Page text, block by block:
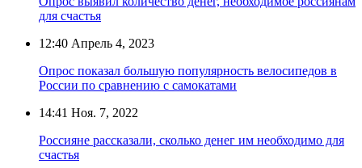
для счастья
12:40 Апрель 4, 2023
Опрос показал большую популярность велосипедов в
России по сравнению с самокатами
14:41 Ноя. 7, 2022
Россияне рассказали, сколько денег им необходимо для
счастья